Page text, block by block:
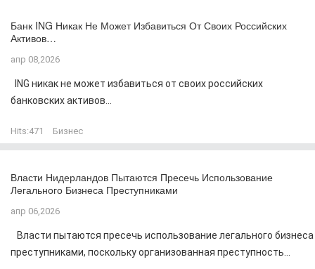
Банк ING Никак Не Может Избавиться От Своих Российских
Активов…
апр 08,2026
ING никак не может избавиться от своих российских
банковских активов...
Hits:471 Бизнес
Власти Нидерландов Пытаются Пресечь Использование
Легального Бизнеса Преступниками
апр 06,2026
Власти пытаются пресечь использование легального бизнеса
преступниками, поскольку организованная преступность...